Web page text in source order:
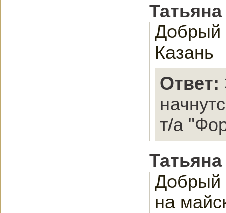
Татьяна
Добрый
Казань
Ответ:
т/а
Татьяна
Добрый
на